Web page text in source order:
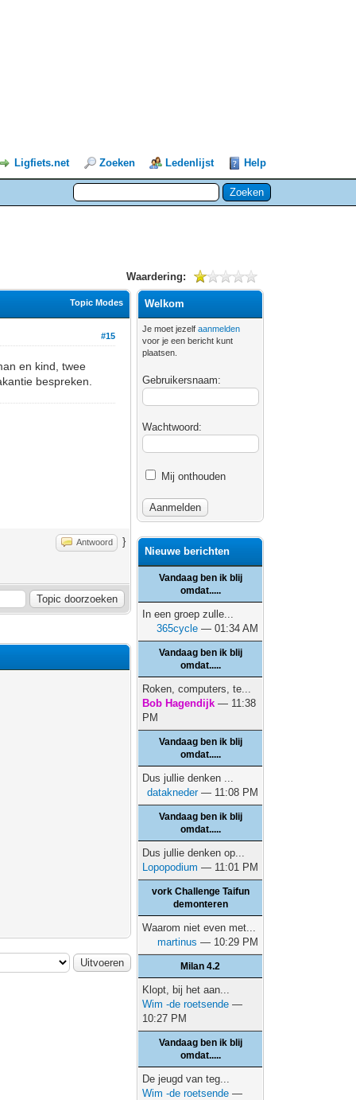
Ligfiets.net Zoeken Ledenlijst Help
Waardering:
Topic Modes
#15
en kind, twee
bespreken.
Antwoord }
Welkom
Je moet jezelfaanmelden
voor je een bericht kunt
plaatsen.
Gebruikersnaam:
Wachtwoord:
Mij onthouden
Nieuwe berichten
Vandaag ben ik blij
omdat.....
In een groep zulle...
365cycle — 01:34 AM
Vandaag ben ik blij
omdat.....
Roken, computers, te...
Bob Hagendijk — 11:38
PM
Vandaag ben ik blij
omdat.....
Dus jullie denken ...
datakneder— 11:08 PM
Vandaag ben ik blij
omdat.....
Dus jullie denken op...
Lopopodium — 11:01 PM
vork Challenge Taifun
demonteren
Waarom niet even met...
martinus — 10:29 PM
Milan 4.2
Klopt, bij het aan...
Wim -de roetsende —
10:27 PM
Vandaag ben ik blij
omdat.....
De jeugd van teg...
Wim -de roetsende —